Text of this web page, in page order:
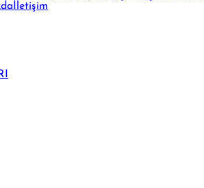
İletişim